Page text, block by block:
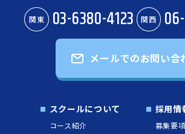
関東 03-6380-4123 関西
メールでのお問い合
スクールについて
コース紹介
採用情
募集要項